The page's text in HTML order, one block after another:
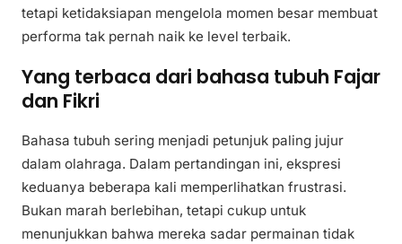
tetapi ketidaksiapan mengelola momen besar membuat
performa tak pernah naik ke level terbaik.
Yang terbaca dari bahasa tubuh Fajar
dan Fikri
Bahasa tubuh sering menjadi petunjuk paling jujur
dalam olahraga. Dalam pertandingan ini, ekspresi
keduanya beberapa kali memperlihatkan frustrasi.
Bukan marah berlebihan, tetapi cukup untuk
menunjukkan bahwa mereka sadar permainan tidak